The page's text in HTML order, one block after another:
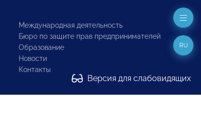
Международная деятельность
Бюро по защите прав предпринимателей
Образование
Новости
Контакты
Версия для слабовидящих
RU